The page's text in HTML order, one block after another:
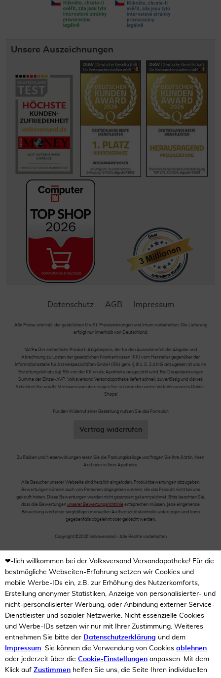
Unsere Auszeichnungen
Datenschutz AGB Impressum
Alle Preise sind inkl. der gestzlichen MwSt. Preisänderungen und Irrtum vorbehalten. Die Lieferung
erfolgt nur innerhalb von Deutschland.
*AVP= Der einheitliche Produkt-Abgabepreis, der für den Ausnahmefall der Abgabe und
Abrechnung zu Lasten der gesetzlichen Krankenkassen (KK) vom Hersteller gegenüber der
Informationsstelle für Arzneispezialitäten GmbH (IFA) gem. § III 1, S. 2 AMG anzugeben ist und im
Erstattungsfall abzügl. 5% von der KK an die Apotheke ausgezahlt wird. Bei Doppelpackungen
Summe der Einzel-AVP. Volksversand Versandapotheke liefert schnell, zuverlässig und diskret.
Schenken Sie uns Ihr Vertrauen und überzeugen Sie sich von den vielen Vorteilen unseres Online-
Shops!
Für den Widerruf einer Bestellung nutzen Sie das Formular:
Vertrag widerrufen
Zu Risiken und Nebenwirkungen lesen Sie die Packungsbeilage und fragen Sie Ihre Ärztin, Ihren
Arzt oder in Ihrer Apotheke.
Alle Besucher unserer Webseite sind herzlich eingeladen, Produktbewertungen abzugeben.
Bewertungen können auch von Personen abgegeben werden, die das Produkt nicht bei uns
gekauft haben. Diese Bewertungen werden nicht gesondert gekennzeichnet. Bitte beachten Sie,
dass alle Bewertungen unserer Bewertungsrichtlinie entsprechen müssen. Jede eingehende
Bewertung wird einer sorgfältigen manuellen Authentizitätskontrolle unterzogen und kann
gegebenfalls abgelehnt oder gelöscht werden.
Copyright ©2026 Volksversand - Alle Rechte vorbehalten
❤-lich willkommen bei der Volksversand Versandapotheke! Für die
bestmögliche Webseiten-Erfahrung setzen wir Cookies und
mobile Werbe-IDs ein, z.B. zur Erhöhung des Nutzerkomforts,
Erstellung anonymer Statistiken, Anzeige von personalisierter- und
nicht-personalisierter Werbung, oder Anbindung externer Service-
Dienstleister und sozialer Netzwerke. Nicht essenzielle Cookies
und Werbe-IDs setzen wir nur mit Ihrer Zustimmung. Weiteres
entnehmen Sie bitte der Datenschutzerklärung und dem
Impressum. Sie können die Verwendung von Cookies ablehnen
oder jederzeit über die Cookie-Einstellungen anpassen. Mit dem
Klick auf Zustimmen helfen Sie uns, die Seite Ihren individuellen